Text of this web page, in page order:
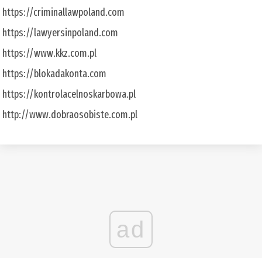
https://criminallawpoland.com
https://lawyersinpoland.com
https://www.kkz.com.pl
https://blokadakonta.com
https://kontrolacelnoskarbowa.pl
http://www.dobraosobiste.com.pl
ad